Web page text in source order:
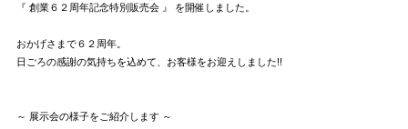
『 創業６２周年記念特別販売会 』 を開催しました。
おかげさまで６２周年。
日ごろの感謝の気持ちを込めて、お客様をお迎えしました!!
～ 展示会の様子をご紹介します ～